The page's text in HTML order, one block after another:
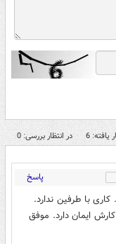
یافته: 6 در انتظار بررسی: 0
پاسخ
با طرفین ندارد.
4 نفر مثل شیر ایستاد چون به کارش ایمان دارد. موفق